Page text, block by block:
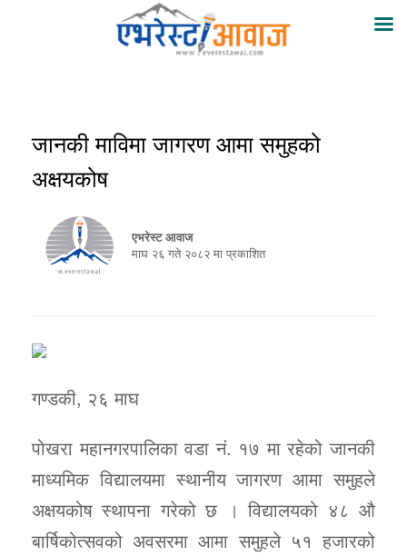
जानकी माविमा जागरण आमा समुहको
अक्षयकोष
एभरेस्ट आवाज
माघ २६ गते २०८२ मा प्रकाशित
गण्डकी, २६ माघ
पोखरा महानगरपालिका वडा नं. १७ मा रहेको जानकी
माध्यमिक विद्यालयमा स्थानीय जागरण आमा समुहले
अक्षयकोष स्थापना गरेको छ । विद्यालयको ४८ औ
बार्षिकोत्सवको अवसरमा आमा समुहले ५१ हजारको